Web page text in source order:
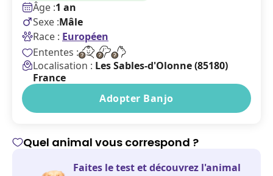
Âge :1 an
Sexe :Mâle
Race : Européen
Ententes :
Localisation : Les Sables-d'Olonne (85180)
France
Adopter Banjo
Quel animal vous correspond ?
Faites le test et découvrez l'animal